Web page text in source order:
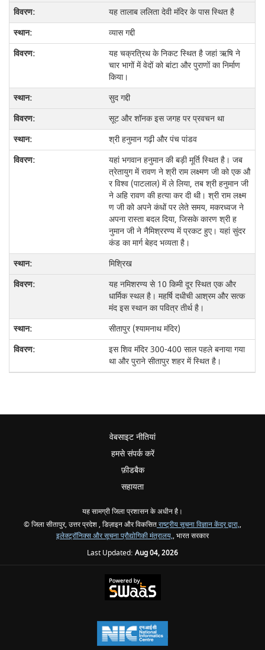
यह तालाब ललिता देवी मंदिर के पास स्थित है
व्यास गद्दी
यह चक्रत्रिथ के निकट स्थित है जहां ऋषि ने
चार भागों में वेदों को बांटा और पुराणों का निर्माण
किया।
सुद गद्दी
सूट और शॉनक इस जगह पर प्रवचन था
श्री हनुमान गढ़ी और पंच पांडव
यहां भगवान हनुमान की बड़ी मूर्ति स्थित है। जब
त्रेतायुग में रावण ने श्री राम लक्ष्मण जी को एक औ
र विश्व (पाटलाल) में ले लिया, तब श्री हनुमान जी
ने अहि रावण की हत्या कर दी थी। श्री राम लक्ष्म
ण जी को अपने कंधों पर लेते समय, मकरध्वज ने
अपना रास्ता बदल दिया, जिसके कारण श्री ह
नुमान जी ने नैमिश्ररण्य में प्रकट हुए। यहां सुंदर
कंड का मार्ग बेहद भव्यता है।
मिश्रिख
यह नमिशरण्य से 10 किमी दूर स्थित एक और
धार्मिक स्थल है। महर्षि दधीची आश्रम और सत्क
मंद इस स्थान का पवित्र तीर्थ है।
सीतापुर (श्यामनाथ मंदिर)
इस शिव मंदिर 300-400 साल पहले बनाया गया
था और पुराने सीतापुर शहर में स्थित है।
वेबसाइट नीतियां
हमसे संपर्क करें
फ़ीडबैक
सहायता
यह सामग्री जिला प्रशासन के अधीन है।
© जिला सीतापुर, उत्तर प्रदेश , डिज़ाइन और विकसितराष्ट्रीय सूचना विज्ञान केंद्र द्वारा,,
इलेक्ट्रॉनिक्स और सूचना प्रौद्योगिकी मंत्रालय,, भारत सरकार
Last Updated: Aug 04, 2026